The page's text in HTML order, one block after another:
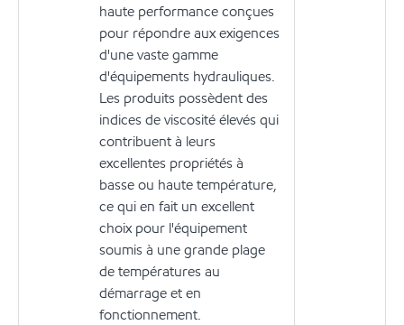
haute performance conçues
pour répondre aux exigences
d'une vaste gamme
d'équipements hydrauliques.
Les produits possèdent des
indices de viscosité élevés qui
contribuent à leurs
excellentes propriétés à
basse ou haute température,
ce qui en fait un excellent
choix pour l'équipement
soumis à une grande plage
de températures au
démarrage et en
fonctionnement.